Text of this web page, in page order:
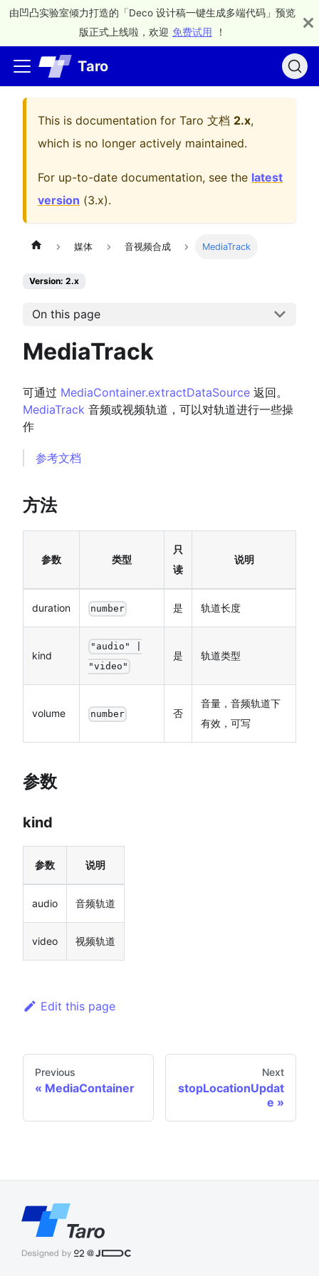
由凹凸实验室倾力打造的「Deco 设计稿一键生成多端代码」预览
版正式上线啦，欢迎 免费试用 ！
Taro
This is documentation for Taro 文档 2.x,
which is no longer actively maintained.
For up-to-date documentation, see the latest
version (3.x).
媒体 音视频合成 MediaTrack
Version: 2.x
On this page
MediaTrack
可通过 MediaContainer.extractDataSource 返回。
MediaTrack 音频或视频轨道，可以对轨道进行一些操
作
参考文档
方法
参数 类型
只
读
说明
duration number 是 轨道长度
kind
"audio" |
"video"
是 轨道类型
volume number 否
音量，音频轨道下
有效，可写
参数
kind
参数 说明
audio 音频轨道
video 视频轨道
Edit this page
Previous
MediaContainer
Next
stopLocationUpdat
e